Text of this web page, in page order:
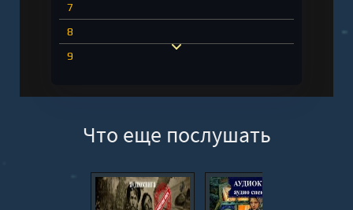
7
8
9
14
Что еще послушать